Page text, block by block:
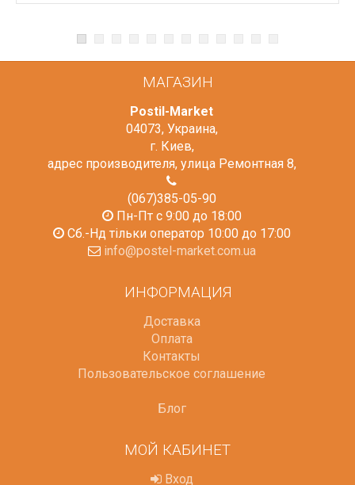
МАГАЗИН
Postil-Market
04073, Украина,
г. Киев,
адрес производителя, улица Ремонтная 8,
(067)385-05-90
Пн-Пт с 9:00 до 18:00
Сб.-Нд тільки оператор 10:00 до 17:00
info@postel-market.com.ua
ИНФОРМАЦИЯ
Доставка
Оплата
Контакты
Пользовательское соглашение
Блог
МОЙ КАБИНЕТ
Вход